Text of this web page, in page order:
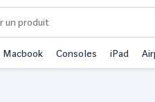
Macbook Consoles iPad